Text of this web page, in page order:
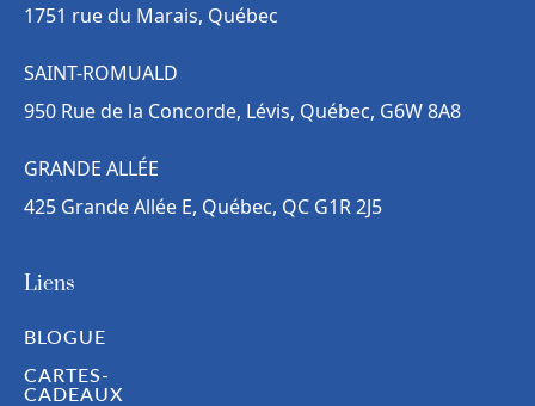
1751 rue du Marais, Québec
SAINT-ROMUALD
950 Rue de la Concorde, Lévis, Québec, G6W 8A8
GRANDE ALLÉE
425 Grande Allée E, Québec, QC G1R 2J5
Liens
BLOGUE
CARTES-
CADEAUX